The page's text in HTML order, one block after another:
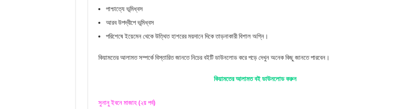
পাশ্চাত্যে ভূমিধ্বস
আরব উপদ্বীপে ভূমিধ্বস
পরিশেষে ইয়েমেন থেকে উত্থিত হাশরের ময়দানে দিকে তাড়নাকারী বিশাল অগ্নি।
কিয়ামতের আলামত সম্পর্কে বিস্তারিত জানতে নিচের বইটি ডাউনলোড করে পড়ে দেখুন অনেক কিছু জানতে পারবেন।
কিয়ামতের আলামত বই ডাউনলোড করুন
সুনানু ইবনে মাজাহ (২য় পর্ব)